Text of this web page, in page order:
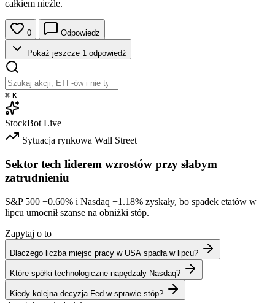
całkiem nieźle.
0 Odpowiedz
Pokaż jeszcze 1 odpowiedź
⌘ K
StockBot Live
Sytuacja rynkowa Wall Street
Sektor tech liderem wzrostów przy słabym
zatrudnieniu
S&P 500 +0.60% i Nasdaq +1.18% zyskały, bo spadek etatów w
lipcu umocnił szanse na obniżki stóp.
Zapytaj o to
Dlaczego liczba miejsc pracy w USA spadła w lipcu?
Które spółki technologiczne napędzały Nasdaq?
Kiedy kolejna decyzja Fed w sprawie stóp?